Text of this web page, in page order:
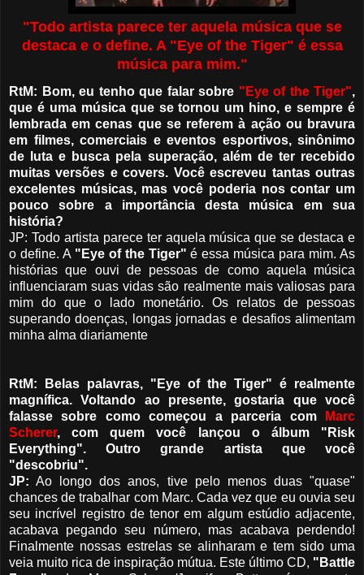
"Todo artista parece ter aquela música que se
destaca e o define. A "Eye of the Tiger" é essa
música para mim."
RtM: Bom, eu tenho que falar sobre "Eye of the Tiger",
que é uma música que se tornou um hino, e sempre é
lembrada em cenas que se referem à ação ou bravura
em filmes, comerciais e eventos esportivos, sinônimo
de luta e busca pela superação, além de ter recebido
muitas versões e covers. Você escreveu tantas outras
excelentes músicas, mas você poderia nos contar um
pouco sobre a importância desta música em sua
história?
JP: Todo artista parece ter aquela música que se destaca e
o define. A "Eye of the Tiger" é essa música para mim. As
histórias que ouvi de pessoas de como aquela música
influenciaram suas vidas são realmente mais valiosas para
mim do que o lado monetário. Os relatos de pessoas
superando doenças, longas jornadas e desafios alimentam
minha alma diariamente
RtM: Belas palavras, "Eye of the Tiger" é realmente
magnífica. Voltando ao presente, gostaria que você
falasse sobre como começou a parceria com
Marc
Scherer, com quem você lançou o álbum "Risk
Everything". Outro grande artista que você
"descobriu".
JP: Ao longo dos anos, tive pelo menos duas "quase"
chances de trabalhar com Marc. Cada vez que eu ouvia seu
seu incrível registro de tenor em algum estúdio adjacente,
acabava pegando seu número, mas acabava perdendo!
Finalmente nossas estrelas se alinharam e tem sido uma
veia muito rica de inspiração mútua. Este último CD, "Battle